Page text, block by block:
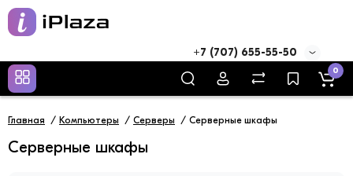
+7 (707) 655-55-50
0
Главная Компьютеры Cерверы Серверные шкафы
Серверные шкафы